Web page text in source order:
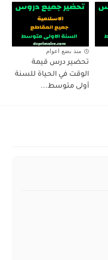
منذ بضع اعوام
تحضير درس قيمة
الوقت في الحياة للسنة
أولى متوسط...